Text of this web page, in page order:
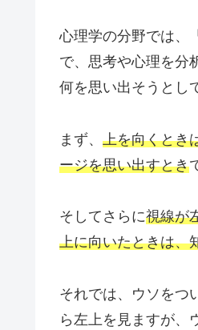
心理学の分野では、
で、思考や心理を分
何を思い出そうとし
まず、 上を向くとき
ージを思い出すとき
そしてさらに視線が
上に向いたときは、
それでは、ウソをつ
ら左上を見ますが、